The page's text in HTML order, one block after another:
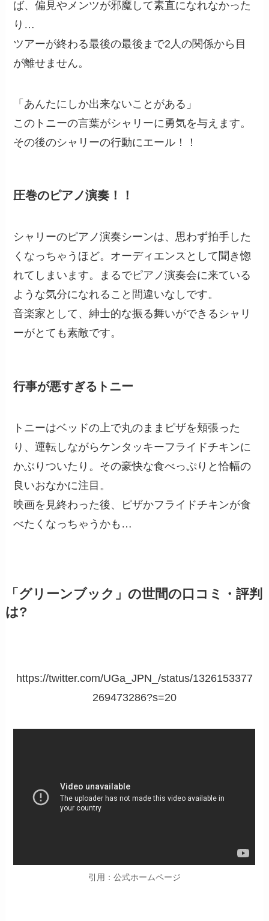
ば、偏見やメンツが邪魔して素直になれなかった
り…
ツアーが終わる最後の最後まで2人の関係から目
が離せません。
「あんたにしか出来ないことがある」
このトニーの言葉がシャリーに勇気を与えます。
その後のシャリーの行動にエール！！
圧巻のピアノ演奏！！
シャリーのピアノ演奏シーンは、思わず拍手した
くなっちゃうほど。オーディエンスとして聞き惚
れてしまいます。まるでピアノ演奏会に来ている
ような気分になれること間違いなしです。
音楽家として、紳士的な振る舞いができるシャリ
ーがとても素敵です。
行事が悪すぎるトニー
トニーはベッドの上で丸のままピザを頬張った
り、運転しながらケンタッキーフライドチキンに
かぶりついたり。その豪快な食べっぷりと恰幅の
良いおなかに注目。
映画を見終わった後、ピザかフライドチキンが食
べたくなっちゃうかも…
「グリーンブック」の世間の口コミ・評判
は?
https://twitter.com/UGa_JPN_/status/1326153377
269473286?s=20
引用：公式ホームページ